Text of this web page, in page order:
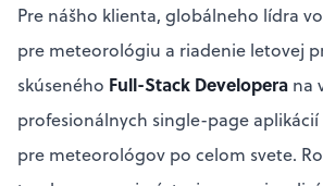
Pre nášho klienta, globálneho lídra
pre meteorológiu a riadenie letovej
skúseného Full-Stack Developera na
profesionálnych single-page
pre meteorológov po celom svete.